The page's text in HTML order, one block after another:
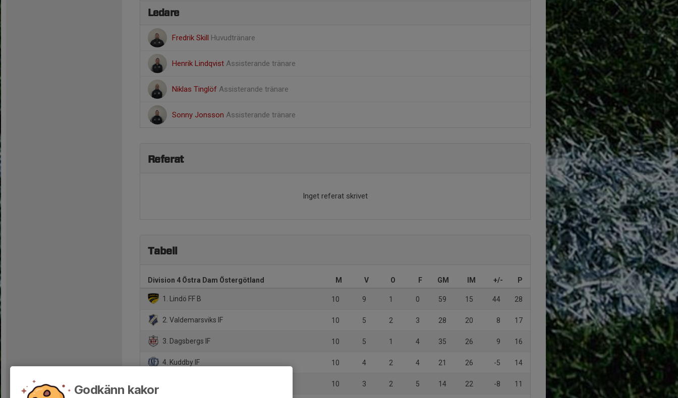
Ledare
Fredrik Skill Huvudtränare
Henrik Lindqvist Assisterande tränare
Niklas Tinglöf Assisterande tränare
Sonny Jonsson Assisterande tränare
Referat
Inget referat skrivet
Tabell
Division 4 Östra Dam Östergötland M V O F GM IM +/- P
1. Lindö FF B 10 9 1 0 59 15 44 28
2. Valdemarsviks IF 10 5 2 3 28 20 8 17
3. Dagsbergs IF 10 5 1 4 35 26 9 16
4. Kuddby IF 10 4 2 4 21 26 -5 14
10 3 2 5 14 22 -8 11
Godkänn kakor